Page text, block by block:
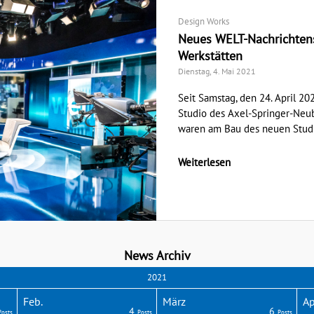
Design Works
Neues WELT-
Werkstätten
Dienstag, 4. Mai 2021
Seit Samstag, den 24. April
Studio des Axel-Springer-
waren am Bau des neuen
Weiterlesen
News Archiv
2021
Feb. März